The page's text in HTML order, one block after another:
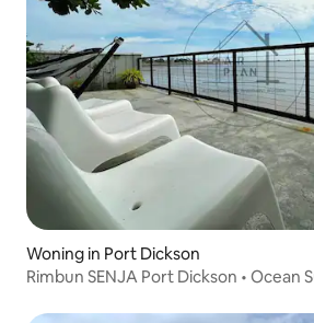
Woning in Port Dickson
Rimbun SENJA Port Dickson • Ocean